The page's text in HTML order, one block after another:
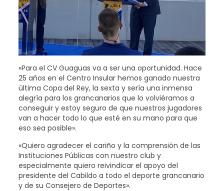
«Para el CV Guaguas va a ser una oportunidad. Hace
25 años en el Centro Insular hemos ganado nuestra
última Copa del Rey, la sexta y sería una inmensa
alegría para los grancanarios que lo volviéramos a
conseguir y estoy seguro de que nuestros jugadores
van a hacer todo lo que esté en su mano para que
eso sea posible».
«Quiero agradecer el cariño y la comprensión de las
Instituciones Públicas con nuestro club y
especialmente quiero reivindicar el apoyo del
presidente del Cabildo a todo el deporte grancanario
y de su Consejero de Deportes».